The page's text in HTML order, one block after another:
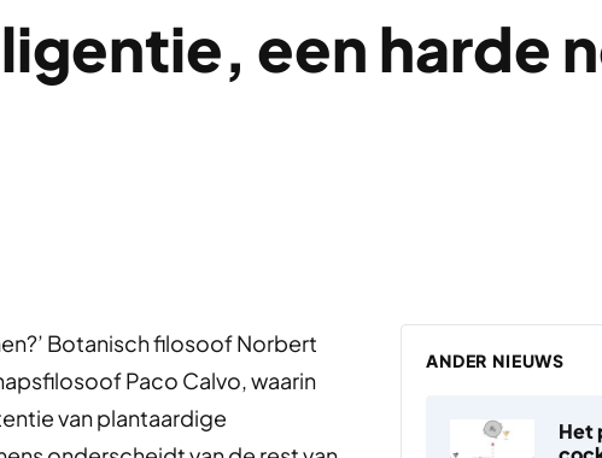
een harde
Botanisch filosoof Norbert
Paco Calvo, waarin
van plantaardige
ANDER NIEUWS
Het